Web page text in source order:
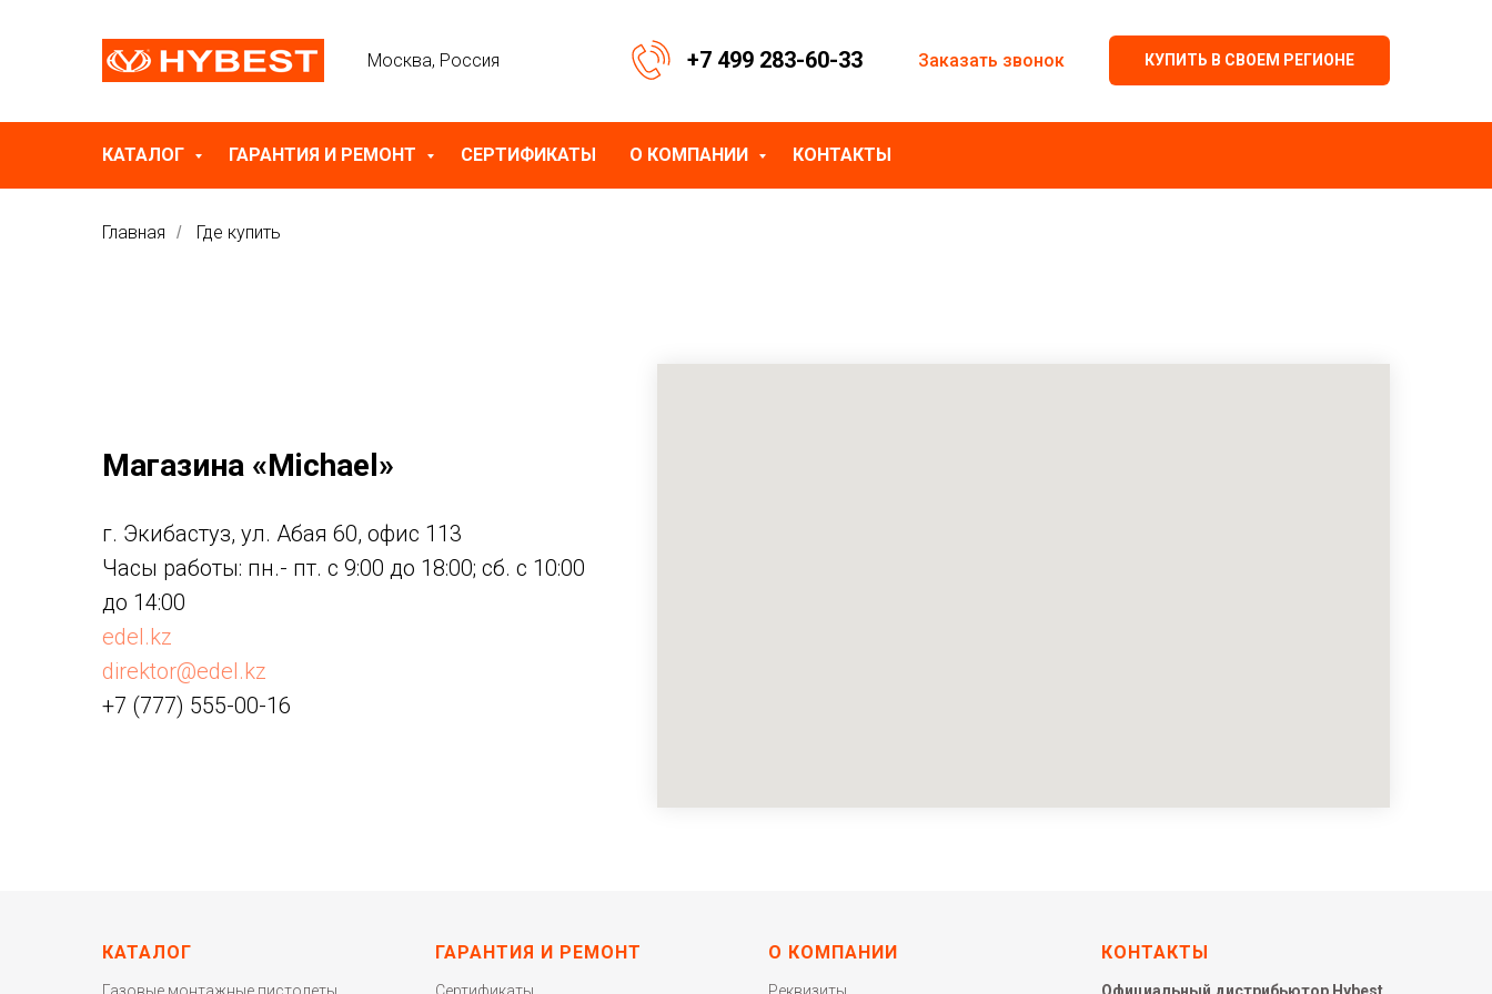
Москва, Россия +7 499 283-60-33 Заказать звонок КУПИТЬ В СВОЕМ РЕГИОНЕ
КАТАЛОГ ГАРАНТИЯ И РЕМОНТ СЕРТИФИКАТЫ О КОМПАНИИ КОНТАКТЫ
Главная / Где купить
Магазина «Michael»
г. Экибастуз, ул. Абая 60, офис 113
Часы работы: пн.- пт. с 9:00 до 18:00; cб. с 10:00
до 14:00
edel.kz
direktor@edel.kz
+7 (777) 555-00-16
КАТАЛОГ ГАРАНТИЯ И РЕМОНТ О КОМПАНИИ КОНТАКТЫ